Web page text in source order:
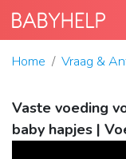
Home Vraag &
Vaste voeding
baby hapjes |